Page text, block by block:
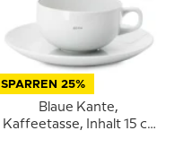
SPARREN 25%
Blaue Kante,
Kaffeetasse, Inhalt 15 cl,